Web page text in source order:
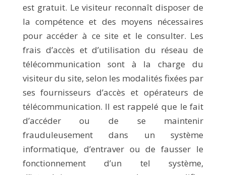
est gratuit. Le visiteur reconnaît disposer de
la compétence et des moyens nécessaires
pour accéder à ce site et le consulter. Les
frais d’accès et d’utilisation du réseau de
télécommunication sont à la charge du
visiteur du site, selon les modalités fixées par
ses fournisseurs d’accès et opérateurs de
télécommunication. Il est rappelé que le fait
d’accéder ou de se maintenir
frauduleusement dans un système
informatique, d’entraver ou de fausser le
fonctionnement d’un tel système,